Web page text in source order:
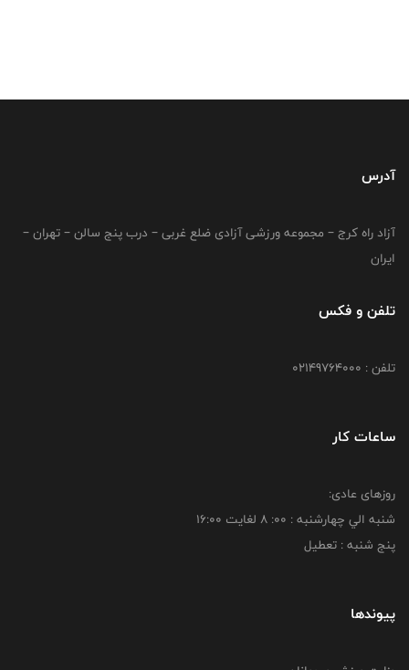
آدرس
آزاد راه کرج – مجموعه ورزشی آزادی ضلع غربی – درب پنج سالن – تهران –
ایران
تلفن و فکس
تلفن : 02149764000
ساعات کار
روزهای عادی:
شنبه الي چهارشنبه : 00: 8 لغايت 16:00
پنج شنبه : تعطیل
پیوندها